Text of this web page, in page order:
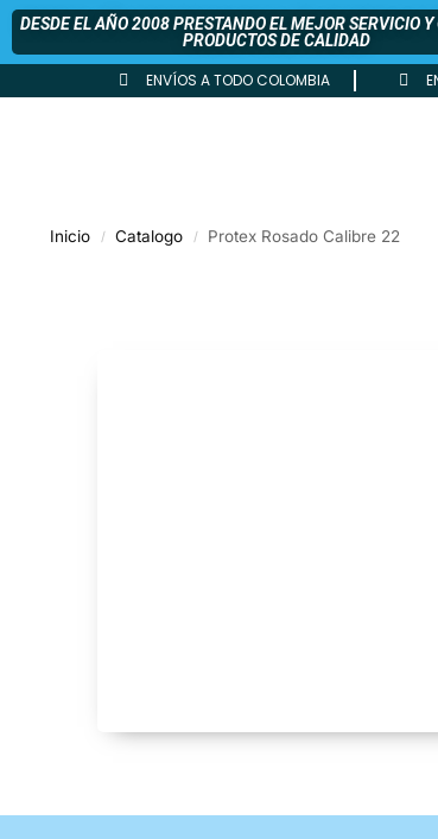
DESDE EL AÑO 2008 PRESTANDO EL MEJOR SERVICIO Y
PRODUCTOS DE CALIDAD
ENVÍOS A TODO COLOMBIA
Inicio / Catalogo / Protex Rosado Calibre 22